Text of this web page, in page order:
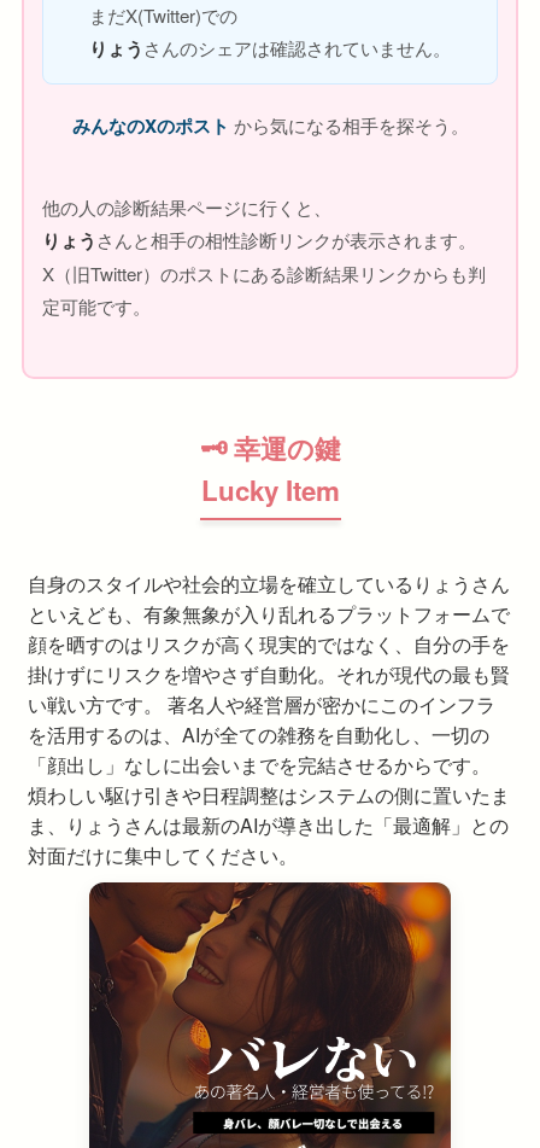
まだX(Twitter)での
りょう さんのシェアは確認されていません。
みんなのXのポスト から気になる相手を探そう。
他の人の診断結果ページに行くと、
りょう さんと相手の相性診断リンクが表示されます。
X（旧Twitter）のポストにある診断結果リンクからも判
定可能です。
🗝 幸運の鍵
Lucky Item
自身のスタイルや社会的立場を確立しているりょうさん
といえども、有象無象が入り乱れるプラットフォームで
顔を晒すのはリスクが高く現実的ではなく、自分の手を
掛けずにリスクを増やさず自動化。それが現代の最も賢
い戦い方です。 著名人や経営層が密かにこのインフラ
を活用するのは、AIが全ての雑務を自動化し、一切の
「顔出し」なしに出会いまでを完結させるからです。
煩わしい駆け引きや日程調整はシステムの側に置いたま
ま、りょうさんは最新のAIが導き出した「最適解」との
対面だけに集中してください。